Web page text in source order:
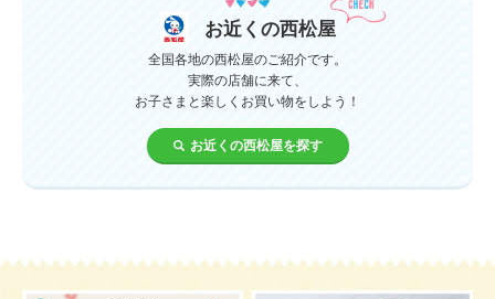
ベビーカー
おむつ 出産準備
遊ぶ 夏 イヤイヤ期
あせも 汗 エアコン
適切温度 帽子 授乳 チャイルドシート
ベビー服 小学生 家族写真 産休 お昼寝
お近くの西松屋
全国各地の西松屋のご紹介です。
実際の店舗に来て、
お子さまと楽しくお買い物をしよう！
お近くの西松屋を探す